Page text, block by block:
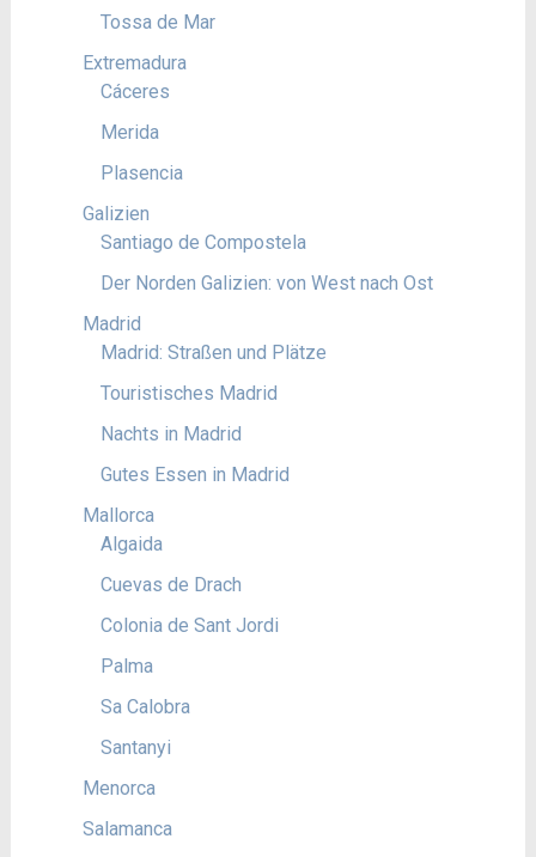
Tossa de Mar
Extremadura
Cáceres
Merida
Plasencia
Galizien
Santiago de Compostela
Der Norden Galizien: von West nach Ost
Madrid
Madrid: Straßen und Plätze
Touristisches Madrid
Nachts in Madrid
Gutes Essen in Madrid
Mallorca
Algaida
Cuevas de Drach
Colonia de Sant Jordi
Palma
Sa Calobra
Santanyi
Menorca
Salamanca